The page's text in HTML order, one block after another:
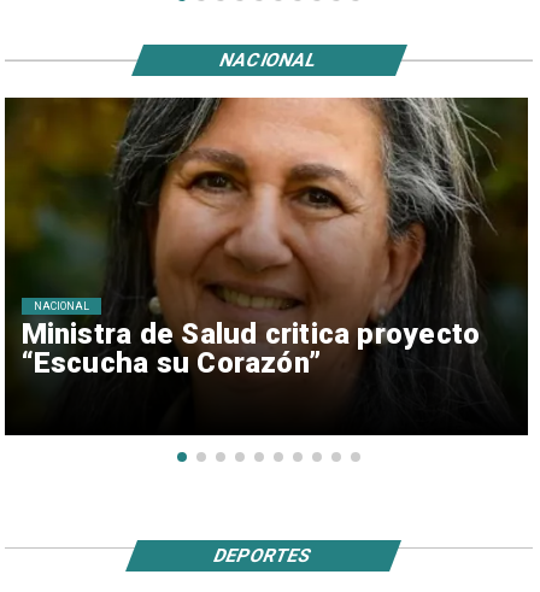
Ministra de Salud critica proyecto
“Escucha su Corazón”
NACIONAL
NACIONAL
DEPORTES